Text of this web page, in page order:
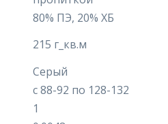
80% ПЭ, 20% ХБ
215 г_кв.м
Серый
с 88-92 по 128-132
1